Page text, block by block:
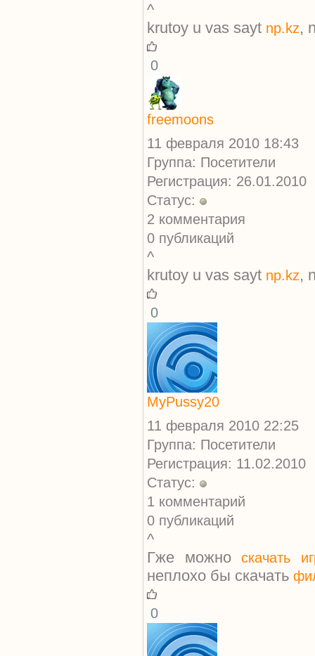
^
krutoy u vas sayt np.kz,
0
freemoons
11 февраля 2010 18:43
Группа: Посетители
Регистрация: 26.01.2010
Статус:
2 комментария
0 публикаций
^
krutoy u vas sayt np.kz,
0
MyPussy20
11 февраля 2010 22:25
Группа: Посетители
Регистрация: 11.02.2010
Статус:
1 комментарий
0 публикаций
^
Гже можно скачать
неплохо бы скачать
0